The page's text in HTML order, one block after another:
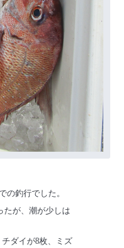
の釣行でした。
たが、潮が少しは
チダイが8枚、ミズ